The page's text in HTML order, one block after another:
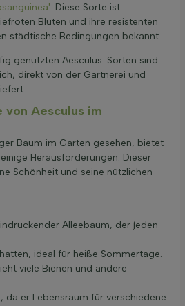
: Diese Sorte ist
Blüten und ihre resistenten
städtische Bedingungen bekannt.
genutzten Aesculus-Sorten sind
direkt von der Gärtnerei und
Aesculus im
Baum im Garten gesehen, bietet
Herausforderungen. Dieser
Schönheit und seine nützlichen
Alleebaum, der jeden
ideal für heiße Sommertage.
viele Bienen und andere
da er Lebensraum für verschiedene